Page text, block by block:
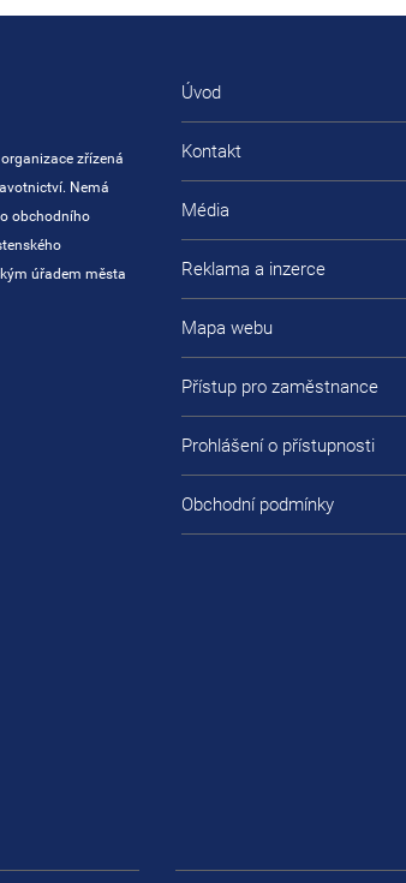
zřízená
Nemá
obchodního
úřadem města
Úvod
Kontakt
Média
Reklama a inzerce
Mapa webu
Přístup pro zaměstnance
Prohlášení o přístupnosti
Obchodní podmínky